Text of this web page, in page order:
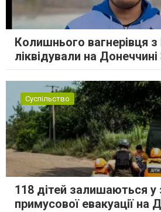
Колишнього вагнерівця з
ліквідували на
Суспільство
118 дітей залишаються у
примусової евакуації на